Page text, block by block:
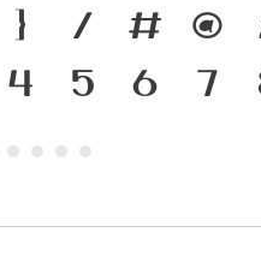
} / # @
4 5 6 7
คือ โครงสร้า
เชื่อมตัวตนข